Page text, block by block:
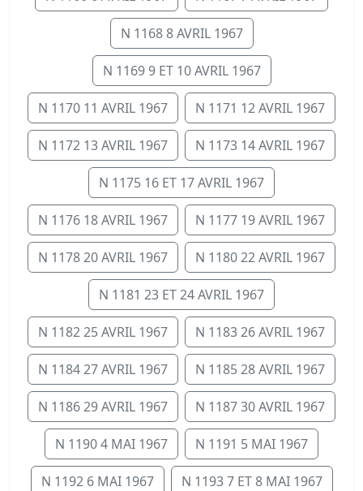
N 1168 8 AVRIL 1967
N 1169 9 ET 10 AVRIL 1967
N 1170 11 AVRIL 1967 N 1171 12 AVRIL 1967
N 1172 13 AVRIL 1967 N 1173 14 AVRIL 1967
N 1175 16 ET 17 AVRIL 1967
N 1176 18 AVRIL 1967 N 1177 19 AVRIL 1967
N 1178 20 AVRIL 1967 N 1180 22 AVRIL 1967
N 1181 23 ET 24 AVRIL 1967
N 1182 25 AVRIL 1967 N 1183 26 AVRIL 1967
N 1184 27 AVRIL 1967 N 1185 28 AVRIL 1967
N 1186 29 AVRIL 1967 N 1187 30 AVRIL 1967
N 1190 4 MAI 1967 N 1191 5 MAI 1967
N 1192 6 MAI 1967 N 1193 7 ET 8 MAI 1967